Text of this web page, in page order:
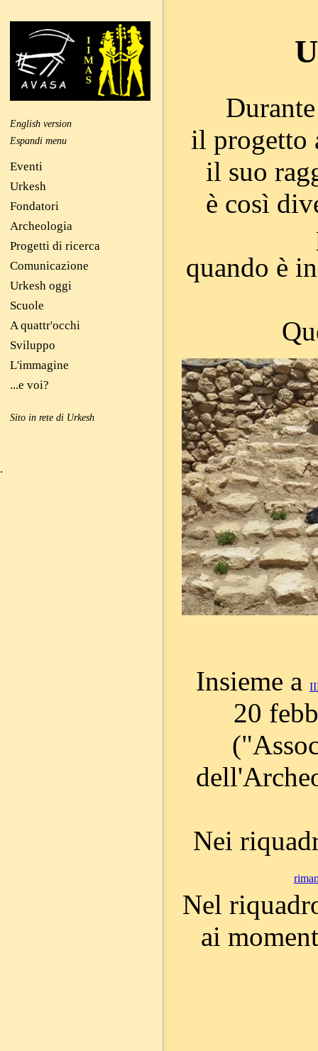
English version
Eventi
Urkesh
Fondatori
Archeologia
Progetti di ricerca
Comunicazione
Urkesh oggi
Scuole
A quattr'occhi
Sviluppo
L'immagine
...e voi?
Sito in rete di Urkesh
.
il progetto
il suo
è così
quando è
Insieme a
20
Nei
Nel
ai